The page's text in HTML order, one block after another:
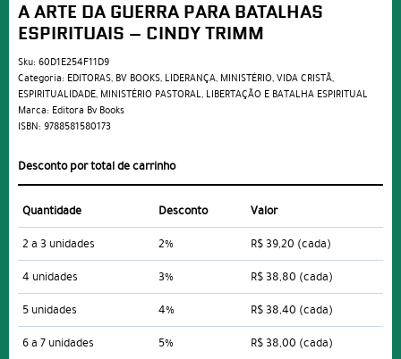
A ARTE DA GUERRA PARA BATALHAS
ESPIRITUAIS – CINDY TRIMM
Sku: 60D1E254F11D9
Categoria: EDITORAS, BV BOOKS, LIDERANÇA, MINISTÉRIO,VIDA CRISTÃ,
ESPIRITUALIDADE, MINISTÉRIO PASTORAL, LIBERTAÇÃO E BATALHA ESPIRITUAL
Marca: Editora Bv Books
ISBN: 9788581580173
Desconto por total de carrinho
Quantidade Desconto
Valor
2 a 3 unidades
2% R$ 39,20 (cada)
4 unidades
3% R$ 38,80 (cada)
5 unidades
4% R$ 38,40 (cada)
6 a 7 unidades
5% R$ 38,00 (cada)